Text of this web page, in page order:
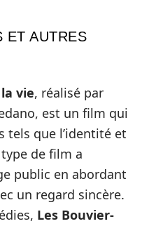
ET AUTRES
la vie, réalisé par
est un film qui
tels que l’identité et
de film a
public en abordant
un regard sincère.
Les Bouvier-